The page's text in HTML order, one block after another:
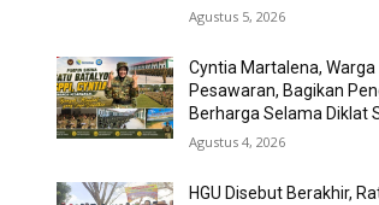
Agustus 5, 2026
Cyntia Martalena, Warga
Pesawaran, Bagikan
Berharga Selama Diklat
Agustus 4, 2026
HGU Disebut Berakhir,